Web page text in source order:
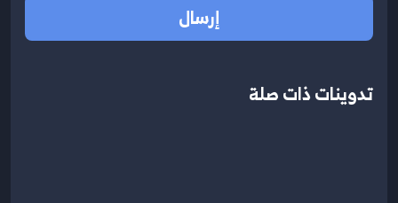
إرسال
تدوينات ذات صلة